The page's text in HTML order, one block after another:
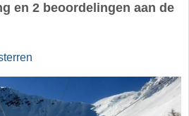
en 2 beoordelingen aan de